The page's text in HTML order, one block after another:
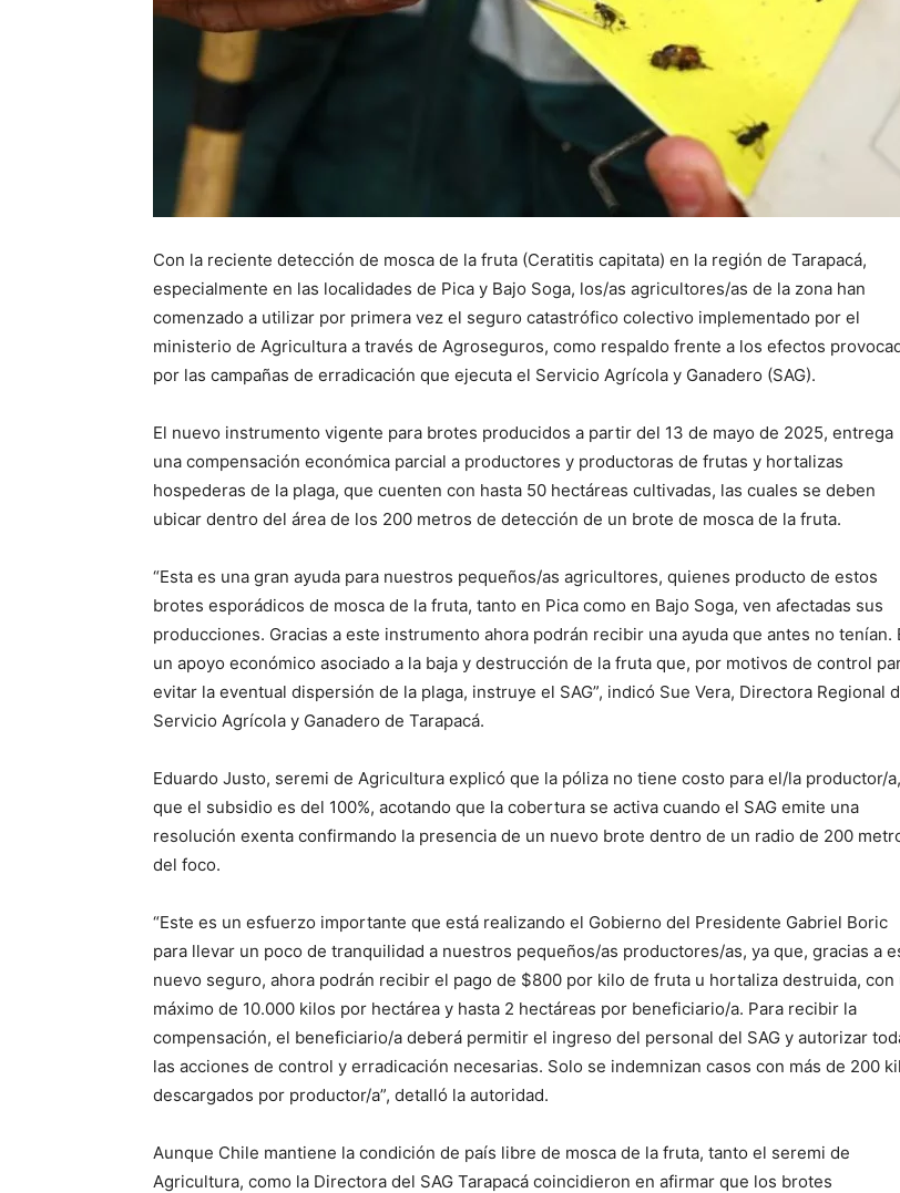
Con la reciente detección de mosca de la fruta (Ceratitis capitata) en la región de Tarapacá,
especialmente en las localidades de Pica y Bajo Soga, los/as agricultores/as de la zona han
comenzado a utilizar por primera vez el seguro catastrófico colectivo implementado por el
ministerio de Agricultura a través de Agroseguros, como respaldo frente a los efectos
por las campañas de erradicación que ejecuta el Servicio Agrícola y Ganadero (SAG).
El nuevo instrumento vigente para brotes producidos a partir del 13 de mayo de 2025, entrega
una compensación económica parcial a productores y productoras de frutas y hortalizas
hospederas de la plaga, que cuenten con hasta 50 hectáreas cultivadas, las cuales se deben
ubicar dentro del área de los 200 metros de detección de un brote de mosca de la fruta.
“Esta es una gran ayuda para nuestros pequeños/as agricultores, quienes producto de estos
brotes esporádicos de mosca de la fruta, tanto en Pica como en Bajo Soga, ven afectadas sus
producciones. Gracias a este instrumento ahora podrán recibir una ayuda que antes no tenían.
un apoyo económico asociado a la baja y destrucción de la fruta que, por motivos de control
evitar la eventual dispersión de la plaga, instruye el SAG”, indicó Sue Vera, Directora Regional
Servicio Agrícola y Ganadero de Tarapacá.
Eduardo Justo, seremi de Agricultura explicó que la póliza no tiene costo para el/la productor/
que el subsidio es del 100%, acotando que la cobertura se activa cuando el SAG emite una
resolución exenta confirmando la presencia de un nuevo brote dentro de un radio de 200
del foco.
“Este es un esfuerzo importante que está realizando el Gobierno del Presidente Gabriel Boric
para llevar un poco de tranquilidad a nuestros pequeños/as productores/as, ya que, gracias a
nuevo seguro, ahora podrán recibir el pago de $800 por kilo de fruta u hortaliza destruida, con
máximo de 10.000 kilos por hectárea y hasta 2 hectáreas por beneficiario/a. Para recibir la
compensación, el beneficiario/a deberá permitir el ingreso del personal del SAG y autorizar
las acciones de control y erradicación necesarias. Solo se indemnizan casos con más de 200
descargados por productor/a”, detalló la autoridad.
Aunque Chile mantiene la condición de país libre de mosca de la fruta, tanto el seremi de
Agricultura, como la Directora del SAG Tarapacá coincidieron en afirmar que los brotes